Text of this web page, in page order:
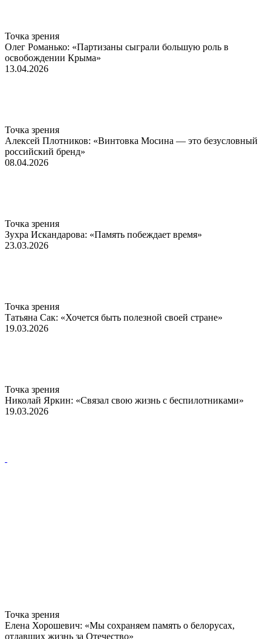
Точка зрения
Олег Романько: «Партизаны сыграли большую роль в
освобождении Крыма»
13.04.2026
Точка зрения
Алексей Плотников: «Винтовка Мосина — это безусловный
российский бренд»
08.04.2026
Точка зрения
Зухра Искандарова: «Память побеждает время»
23.03.2026
Точка зрения
Татьяна Сак: «Хочется быть полезной своей стране»
19.03.2026
Точка зрения
Николай Яркин: «Связал свою жизнь с беспилотниками»
19.03.2026
Точка зрения
Елена Хорошевич: «Мы сохраняем память о белорусах,
отдавших жизнь за Отечество»